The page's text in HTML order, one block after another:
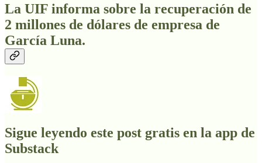
La UIF informa sobre la recuperación de
2 millones de dólares de empresa de
García Luna.
Sigue leyendo este post gratis en la app de
Substack